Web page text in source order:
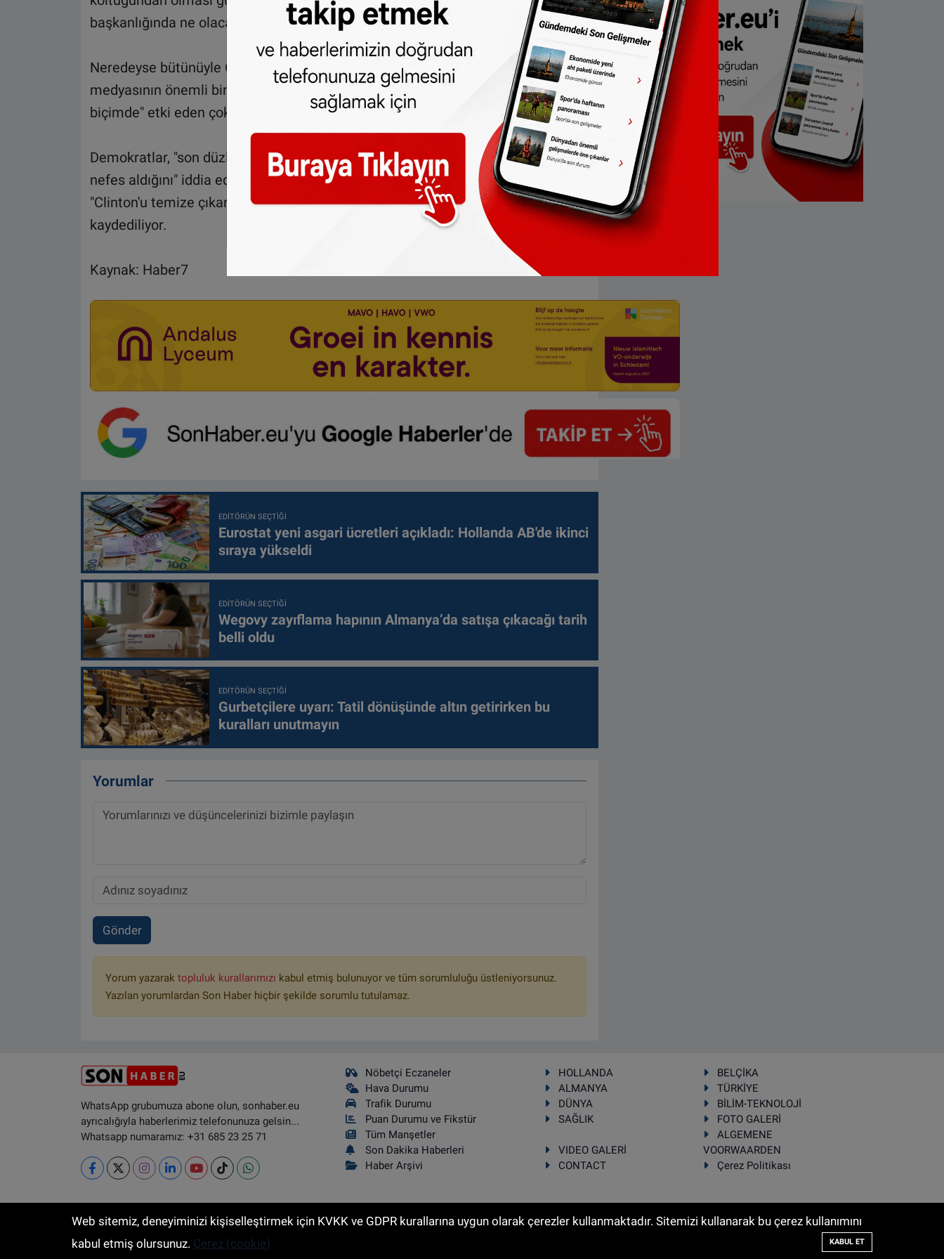
başkanlığında ne olacağına ilişkin belirsizlik ise devam ediyor.
Neredeyse bütünüyle Clinton lehinde tercihlerini ortaya koyan Amerikan
medyasının önemli bir kısmına göre, Comey, seçim sonuçlarına "kayda değer
biçimde" etki eden çok önemli bir unsur.
Demokratlar, "son düzlüğe skandallarla giren Trump'un, FBI'nın mektubuyla
nefes aldığını" iddia ederken Cumhuriyetçilerin ise seçimlerden iki gün önce
"Clinton'u temize çıkaran" FBI'ya ateş püskürmeye devam edecekleri
kaydediliyor.
Kaynak: Haber7
EDITÖRÜN SEÇTIĞI
Eurostat yeni asgari ücretleri açıkladı: Hollanda AB'de ikinci
sıraya yükseldi
EDITÖRÜN SEÇTIĞI
Wegovy zayıflama hapının Almanya’da satışa çıkacağı tarih
belli oldu
EDITÖRÜN SEÇTIĞI
Gurbetçilere uyarı: Tatil dönüşünde altın getirirken bu
kuralları unutmayın
Yorumlar
Gönder
Yorum yazarak topluluk kurallarımızı kabul etmiş bulunuyor ve tüm sorumluluğu üstleniyorsunuz.
Yazılan yorumlardan Son Haber hiçbir şekilde sorumlu tutulamaz.
WhatsApp grubumuza abone olun, sonhaber.eu
ayrıcalığıyla haberlerimiz telefonunuza gelsin...
Whatsapp numaramız: +31 685 23 25 71
Nöbetçi Eczaneler
Hava Durumu
Trafik Durumu
Puan Durumu ve Fikstür
Tüm Manşetler
Son Dakika Haberleri
Haber Arşivi
HOLLANDA
BELÇİKA
ALMANYA
TÜRKİYE
DÜNYA
BİLİM-TEKNOLOJİ
SAĞLIK
FOTO GALERİ
VIDEO GALERİ
ALGEMENE
VOORWAARDEN
CONTACT
Çerez Politikası
RSS Copyright © 2025 Sonhaber.eu Her hakkı saklıdır. TE Bilişim
Web sitemiz, deneyiminizi kişiselleştirmek için KVKK ve GDPR kurallarına uygun olarak çerezler kullanmaktadır. Sitemizi kullanarak bu çerez kullanımını
kabul etmiş olursunuz. Çerez (cookie) KABUL ET